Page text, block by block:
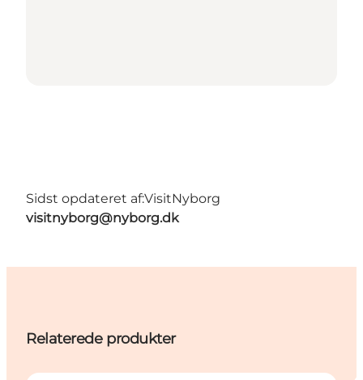
Sidst opdateret af:VisitNyborg
visitnyborg@nyborg.dk
Relaterede produkter